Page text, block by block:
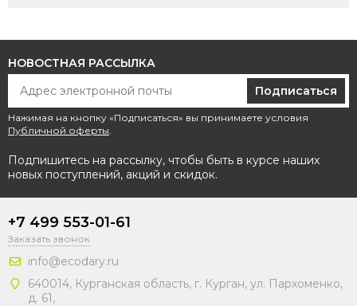
НОВОСТНАЯ РАССЫЛКА
Подписаться
Нажимая на кнопку «Подписаться» вы принимаете условия
Публичной оферты.
Подпишитесь на рассылку, чтобы быть в курсе наших
новых поступлений, акций и скидок.
+7 499 553-01-61
Заказать звонок
info@ecodary.ru
640014, Курганская область, г. Курган, ул. Пархоменко,
д. 61,